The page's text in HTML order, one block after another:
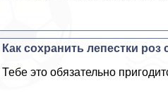
Как сохранить лепестки
Тебе это обязательно